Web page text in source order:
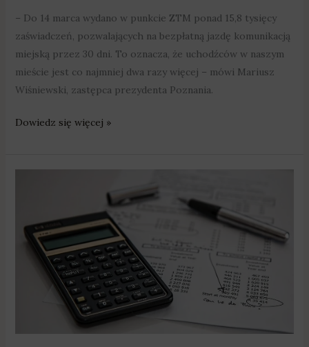
– Do 14 marca wydano w punkcie ZTM ponad 15,8 tysięcy
zaświadczeń, pozwalających na bezpłatną jazdę komunikacją
miejską przez 30 dni. To oznacza, że uchodźców w naszym
mieście jest co najmniej dwa razy więcej – mówi Mariusz
Wiśniewski, zastępca prezydenta Poznania.
Dowiedz się więcej »
nadanie
PESEL
podatkowych